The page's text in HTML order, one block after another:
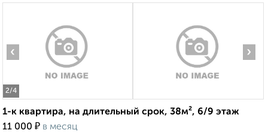
2/4
‹ ›
1-к квартира, на длительный срок, 38м², 6/9 этаж
11 000 ₽ в месяц